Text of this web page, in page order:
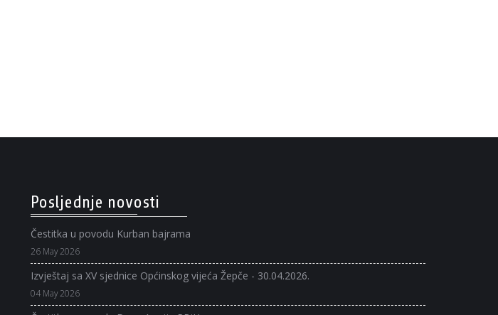
Posljednje novosti
Čestitka u povodu Kurban bajrama
26 May 2026
Izvještaj sa XV sjednice Općinskog vijeća Žepče - 30.04.2026.
04 May 2026